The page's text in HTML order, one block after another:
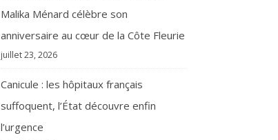
Malika Ménard célèbre son
anniversaire au cœur de la Côte Fleurie
juillet 23, 2026
Canicule : les hôpitaux français
suffoquent, l’État découvre enfin
l’urgence